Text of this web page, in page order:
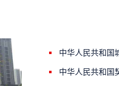
中华人民共和国
中华人民共和国